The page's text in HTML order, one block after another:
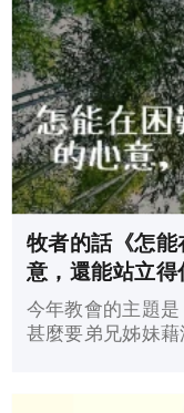
牧者的話《怎
意，還能站立
今年教會的主題
甚麼要弟兄姊妹